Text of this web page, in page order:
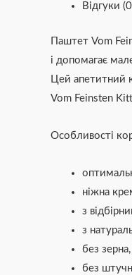
Відгуки
Паштет Vom
і допомагає
Цей апетитний
Vom Feinsten
Особливості
ніжна
з
з
без
без